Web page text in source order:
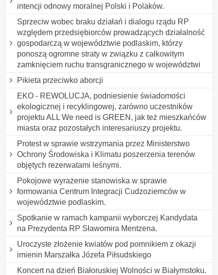
intencji odnowy moralnej Polski i Polaków.
Sprzeciw wobec braku działań i dialogu rządu RP
względem przedsiębiorców prowadzących działalność
gospodarczą w województwie podlaskim, którzy
ponoszą ogromne straty w związku z całkowitym
zamknięciem ruchu transgranicznego w województwi
Pikieta przeciwko aborcji
EKO - REWOLUCJA, podniesienie świadomości
ekologicznej i recyklingowej, zarówno uczestników
projektu ALL We need is GREEN, jak też mieszkańców
miasta oraz pozostałych interesariuszy projektu.
Protest w sprawie wstrzymania przez Ministerstwo
Ochrony Środowiska i Klimatu poszerzenia terenów
objętych rezerwatami leśnymi.
Pokojowe wyrażenie stanowiska w sprawie
formowania Centrum Integracji Cudzoziemców w
województwie podlaskim.
Spotkanie w ramach kampanii wyborczej Kandydata
na Prezydenta RP Sławomira Mentzena.
Uroczyste złożenie kwiatów pod pomnikiem z okazji
imienin Marszałka Józefa Piłsudskiego
Koncert na dzień Białoruskiej Wolności w Białymstoku.